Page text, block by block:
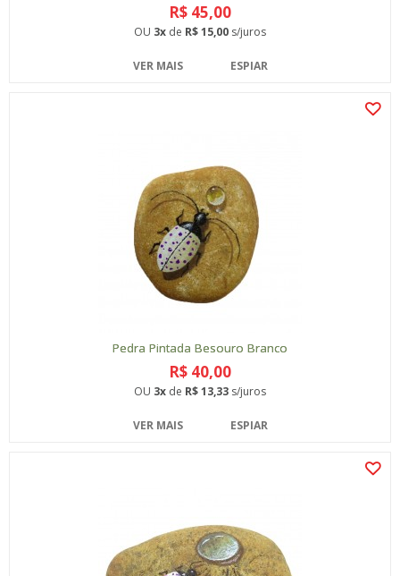
R$ 45,00
OU 3x de R$ 15,00 s/juros
VER MAIS ESPIAR
Pedra Pintada Besouro Branco
R$ 40,00
OU 3x de R$ 13,33 s/juros
VER MAIS ESPIAR